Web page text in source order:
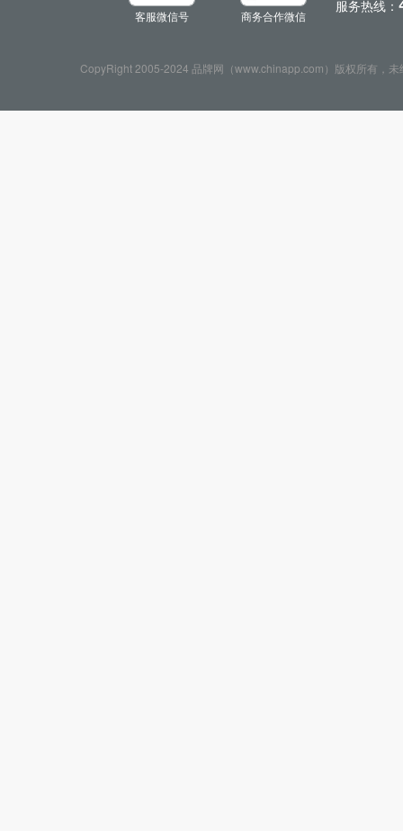
客服微信号 商务合作微信
服务热线：
CopyRight 2005-2024 品牌网（www.chinapp.com）版权所有，